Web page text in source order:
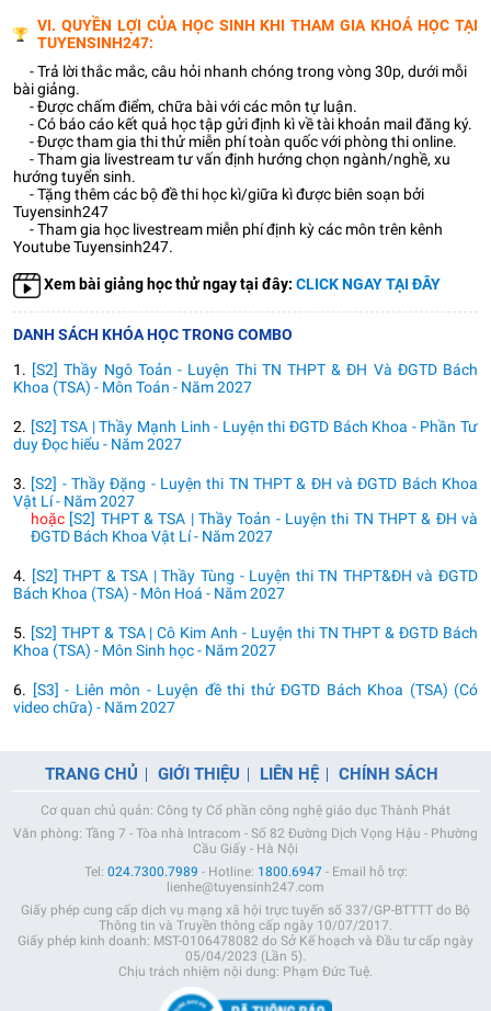
VI. QUYỀN LỢI CỦA HỌC SINH KHI THAM GIA KHOÁ HỌC TẠI
TUYENSINH247:
- Trả lời thắc mắc, câu hỏi nhanh chóng trong vòng 30p, dưới mỗi
bài giảng.
- Được chấm điểm, chữa bài với các môn tự luận.
- Có báo cáo kết quả học tập gửi định kì về tài khoản mail đăng ký.
- Được tham gia thi thử miễn phí toàn quốc với phòng thi online.
- Tham gia livestream tư vấn định hướng chọn ngành/nghề, xu
hướng tuyển sinh.
- Tặng thêm các bộ đề thi học kì/giữa kì được biên soạn bởi
Tuyensinh247
- Tham gia học livestream miễn phí định kỳ các môn trên kênh
Youtube Tuyensinh247.
Xem bài giảng học thử ngay tại đây: CLICK NGAY TẠI ĐÂY
DANH SÁCH KHÓA HỌC TRONG COMBO
1. [S2] Thầy Ngô Toản - Luyện Thi TN THPT & ĐH Và ĐGTD Bách
Khoa (TSA) - Môn Toán - Năm 2027
2. [S2] TSA | Thầy Mạnh Linh - Luyện thi ĐGTD Bách Khoa - Phần Tư
duy Đọc hiểu - Năm 2027
3. [S2] - Thầy Đặng - Luyện thi TN THPT & ĐH và ĐGTD Bách Khoa
Vật Lí - Năm 2027
hoặc [S2] THPT & TSA | Thầy Toản - Luyện thi TN THPT & ĐH và
ĐGTD Bách Khoa Vật Lí - Năm 2027
4. [S2] THPT & TSA | Thầy Tùng - Luyện thi TN THPT&ĐH và ĐGTD
Bách Khoa (TSA) - Môn Hoá - Năm 2027
5. [S2] THPT & TSA | Cô Kim Anh - Luyện thi TN THPT & ĐGTD Bách
Khoa (TSA) - Môn Sinh học - Năm 2027
6. [S3] - Liên môn - Luyện đề thi thử ĐGTD Bách Khoa (TSA) (Có
video chữa) - Năm 2027
TRANG CHỦ GIỚI THIỆU LIÊN HỆ CHÍNH SÁCH
Cơ quan chủ quản: Công ty Cổ phần công nghệ giáo dục Thành Phát
Văn phòng: Tầng 7 - Tòa nhà Intracom - Số 82 Đường Dịch Vọng Hậu - Phường
Cầu Giấy - Hà Nội
Tel: 024.7300.7989 - Hotline: 1800.6947- Email hỗ trợ:
lienhe@tuyensinh247.com
Giấy phép cung cấp dịch vụ mạng xã hội trực tuyến số 337/GP-BTTTT do Bộ
Thông tin và Truyền thông cấp ngày 10/07/2017.
Giấy phép kinh doanh: MST-0106478082 do Sở Kế hoạch và Đầu tư cấp ngày
05/04/2023 (Lần 5).
Chịu trách nhiệm nội dung: Phạm Đức Tuệ.